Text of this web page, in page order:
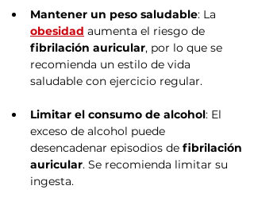
Mantener un peso saludable: La
obesidad aumenta el riesgo de
fibrilación auricular, por lo que se
recomienda un estilo de vida
saludable con ejercicio regular.
Limitar el consumo de alcohol: El
exceso de alcohol puede
desencadenar episodios de fibrilación
auricular. Se recomienda limitar su
ingesta.